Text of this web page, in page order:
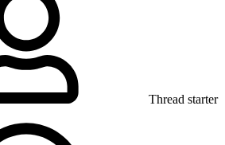
Thread starter